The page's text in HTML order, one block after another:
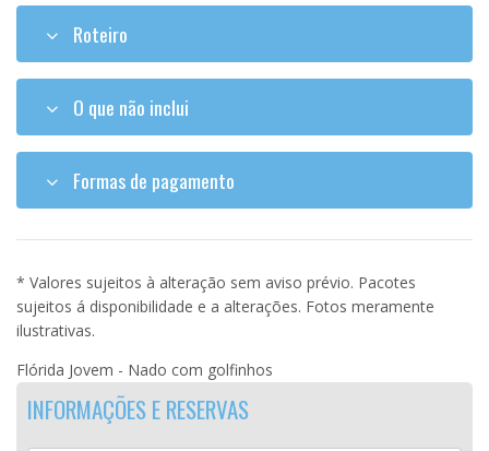
Roteiro
O que não inclui
Formas de pagamento
* Valores sujeitos à alteração sem aviso prévio. Pacotes
sujeitos á disponibilidade e a alterações. Fotos meramente
ilustrativas.
Flórida Jovem - Nado com golfinhos
INFORMAÇÕES E RESERVAS